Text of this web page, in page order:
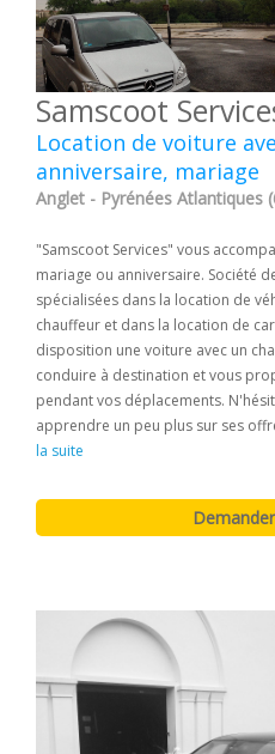
Samscoot
Location de voiture
anniversaire, mariage
Anglet - Pyrénées Atlantiques
"Samscoot Services" vous
mariage ou anniversaire. Société
spécialisées dans la location de
chauffeur et dans la location de
disposition une voiture avec un
conduire à destination et vous
pendant vos déplacements.
apprendre un peu plus sur ses
la suite